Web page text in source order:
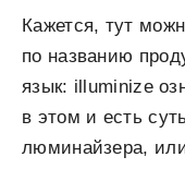
Кажется, тут
по названию
язык: illuminize
в этом и есть
люминайзера,